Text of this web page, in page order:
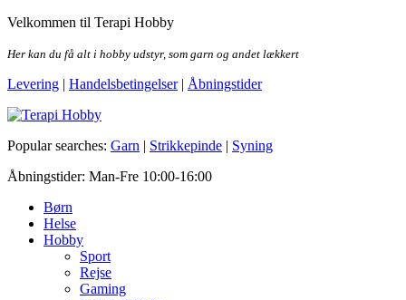
Skip
the
Velkommen til Terapi Hobby
Her kan du få alt i hobby udstyr, som garn og andet lækkert
Levering | Handelsbetingelser| Åbningstider
Terapi Hobby
Popular searches: Garn | Strikkepinde | Syning
Åbningstider: Man-Fre 10:00-16:00
Børn
Helse
Hobby
Sport
Rejse
Gaming